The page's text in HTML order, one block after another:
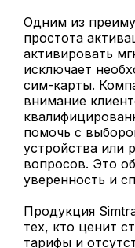
Одним из
простота
активировать
исключает
сим-карты.
внимание
помочь с
устройства или
вопросов. Это
уверенность и
Продукция
тех, кто ценит
тарифы и